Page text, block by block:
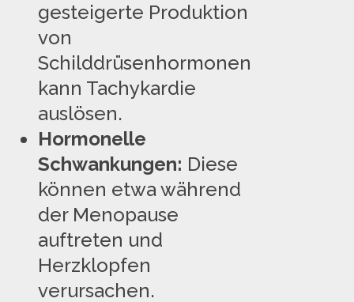
gesteigerte Produktion
von
Schilddrüsenhormonen
kann Tachykardie
auslösen.
Hormonelle
Schwankungen: Diese
können etwa während
der Menopause
auftreten und
Herzklopfen
verursachen.